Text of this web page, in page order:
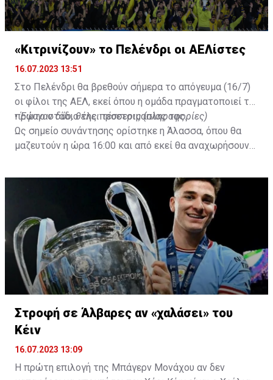
«Κιτρινίζουν» το Πελένδρι οι ΑΕΛίστες
16.07.2023 13:51
Στο Πελένδρι θα βρεθούν σήμερα το απόγευμα (16/7)
οι φίλοι της ΑΕΛ, εκεί όπου η ομάδα πραγματοποιεί το
πρώτο στάδιο της προετοιμασίας της.
•Έφυγαν δύο, θέλει τέσσερις (πληροφορίες)
Ως σημείο συνάντησης ορίστηκε η Άλασσα, όπου θα
μαζευτούν η ώρα 16:00 και από εκεί θα αναχωρήσουν
Στροφή σε Άλβαρες αν «χαλάσει» του
Κέιν
16.07.2023 13:09
Η πρώτη επιλογή της Μπάγερν Μονάχου αν δεν